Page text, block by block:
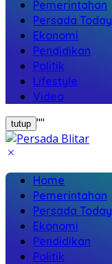
Pemerintahan
Persada Today
Ekonomi
Pendidikan
Politik
Lifestyle
Video
tutup ""
Home
Pemerintahan
Persada Today
Ekonomi
Pendidikan
Politik